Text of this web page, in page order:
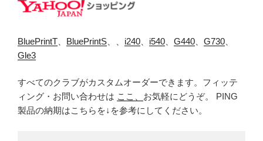
BluePrintT BluePrintS i240 i540 G440 G730
Gle3
すべてのクラブがカスタムオーダーできます。フィッテ
ィング・お問い合わせは ここ、 お気軽にどうぞ。 PING
製品の納期はこちらを↓を参考にしてください。